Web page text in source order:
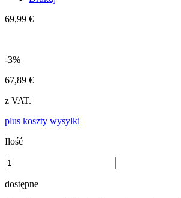
69,99 €
-3%
67,89 €
z VAT.
plus koszty wysyłki
Ilość
dostępne